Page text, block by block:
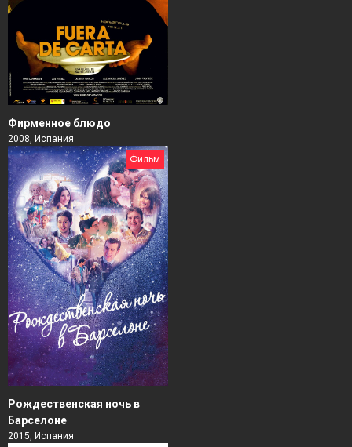
Фирменное блюдо
2008, Испания
Фильм
Рождественская ночь в
Барселоне
2015, Испания